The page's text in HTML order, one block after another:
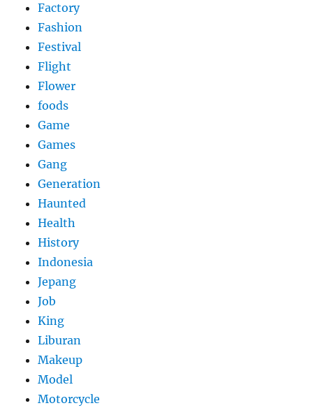
Factory
Fashion
Festival
Flight
Flower
foods
Game
Games
Gang
Generation
Haunted
Health
History
Indonesia
Jepang
Job
King
Liburan
Makeup
Model
Motorcycle